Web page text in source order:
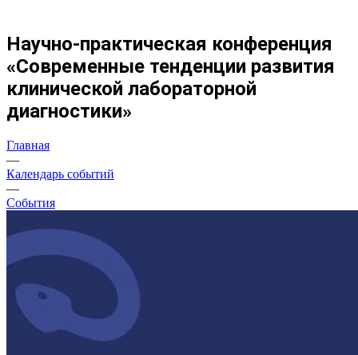
Научно-практическая конференция
«Современные тенденции развития
клинической лабораторной
диагностики»
Главная
—
Календарь событий
—
События